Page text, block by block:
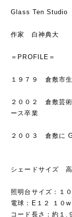
Glass Ten Studio
作家 白神典大
＝PROFILE＝
１９７９ 倉敷市
２００２ 倉敷芸
ース卒業
２００３ 倉敷に
シェードサイズ
φ：約１
照明台サイズ：１
電球：E１２ １０w
コード長さ：約１.